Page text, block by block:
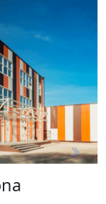
Next